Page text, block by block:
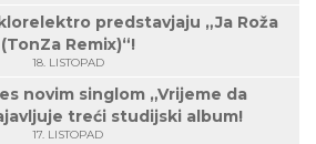
predstavjaju „Ja Roža
(TonZa Remix)“!
18. LISTOPAD
novim singlom „Vrijeme da
treći studijski album!
17. LISTOPAD